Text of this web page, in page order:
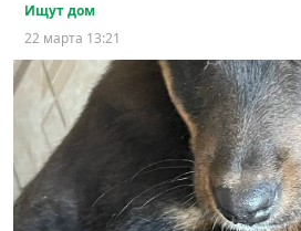
Ищут дом
22 марта 13:21